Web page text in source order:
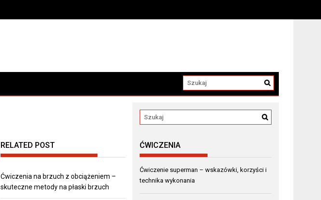
RELATED POST
Ćwiczenia na brzuch z obciążeniem –
skuteczne metody na płaski brzuch
ĆWICZENIA
Ćwiczenie superman – wskazówki, korzyści i
technika wykonania